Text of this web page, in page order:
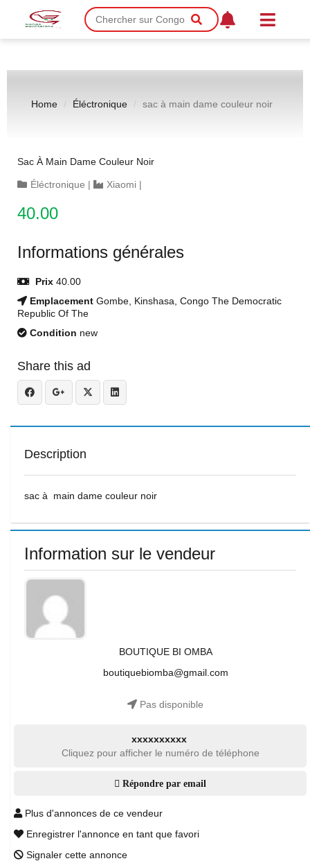
Home Éléctronique sac à main dame couleur noir
Sac À Main Dame Couleur Noir
Éléctronique | Xiaomi |
40.00
Informations générales
Prix 40.00
Emplacement Gombe, Kinshasa, Congo The Democratic
Republic Of The
Condition new
Share this ad
Description
sac à main dame couleur noir
Information sur le vendeur
BOUTIQUE BI OMBA
boutiquebiomba@gmail.com
Pas disponible
xxxxxxxxxx
Cliquez pour afficher le numéro de téléphone
Répondre par email
Plus d'annonces de ce vendeur
Enregistrer l'annonce en tant que favori
Signaler cette annonce